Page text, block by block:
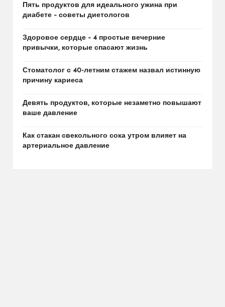
Пять продуктов для идеального ужина при
диабете – советы диетологов
Здоровое сердце – 4 простые вечерние
привычки, которые спасают жизнь
Стоматолог с 40-летним стажем назвал истинную
причину кариеса
Девять продуктов, которые незаметно повышают
ваше давление
Как стакан свекольного сока утром влияет на
артериальное давление